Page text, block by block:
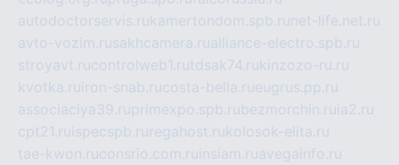
autodoctorservis.rukamertondom.spb.ru net-life.net.ru
avto-vozim.rusakhcamera.rualliance-electro.spb.ru
stroyavt.rucontrolweb1.rutdsak74.rukinzozo-ru.ru
kvotka.ru iron-snab.rucosta-bella.rueugrus.pp.ru
associaciya39.ruprimexpo.spb.rubezmorchin.ru ia2.ru
cpt21.ru ispecspb.ru regahost.rukolosok-elita.ru
tae-kwon.ruconsrio.com.ru insiam.ruavegainfo.ru